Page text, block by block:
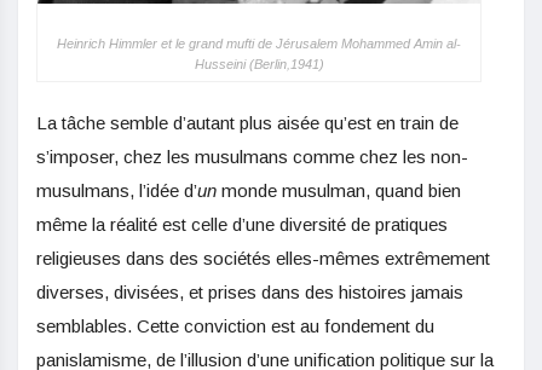
Heinrich Himmler et le grand mufti de Jérusalem Mohammed Amin al-
Husseini (Berlin,1941)
La tâche semble d’autant plus aisée qu’est en train de
s’imposer, chez les musulmans comme chez les non-
musulmans, l’idée d’un monde musulman, quand bien
même la réalité est celle d’une diversité de pratiques
religieuses dans des sociétés elles-mêmes extrêmement
diverses, divisées, et prises dans des histoires jamais
semblables. Cette conviction est au fondement du
panislamisme, de l’illusion d’une unification politique sur la